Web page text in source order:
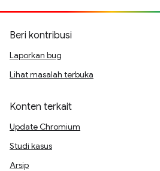
Beri kontribusi
Laporkan bug
Lihat masalah terbuka
Konten terkait
Update Chromium
Studi kasus
Arsip